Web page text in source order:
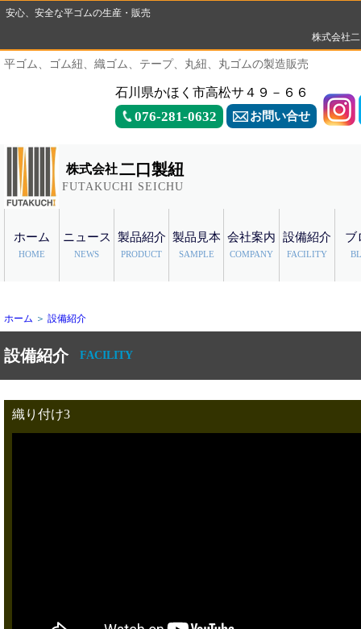
安心、安全な平ゴムの生産・販売
株式会社
平ゴム、ゴム紐、織ゴム、テープ、丸紐、丸ゴムの製造販売
石川県かほく市高松サ４９－６６
076-281-0632 お問い合せ
株式会社二口製紐
FUTAKUCHI SEICHU
ホーム
HOME
ニュース
NEWS
製品紹介
PRODUCT
製品見本
SAMPLE
会社案内
COMPANY
設備紹介
FACILITY
ブ
ホーム ＞ 設備紹介
設備紹介 FACILITY
織り付け3